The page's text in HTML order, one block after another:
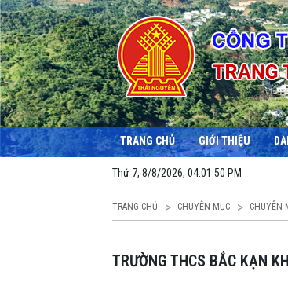
TRANG CHỦ GIỚI THIỆU
Thứ 7, 8/8/2026, 04:01:52 PM
TRANG CHỦ CHUYÊN MỤC CHUYÊN
TRƯỜNG THCS BẮC KẠN